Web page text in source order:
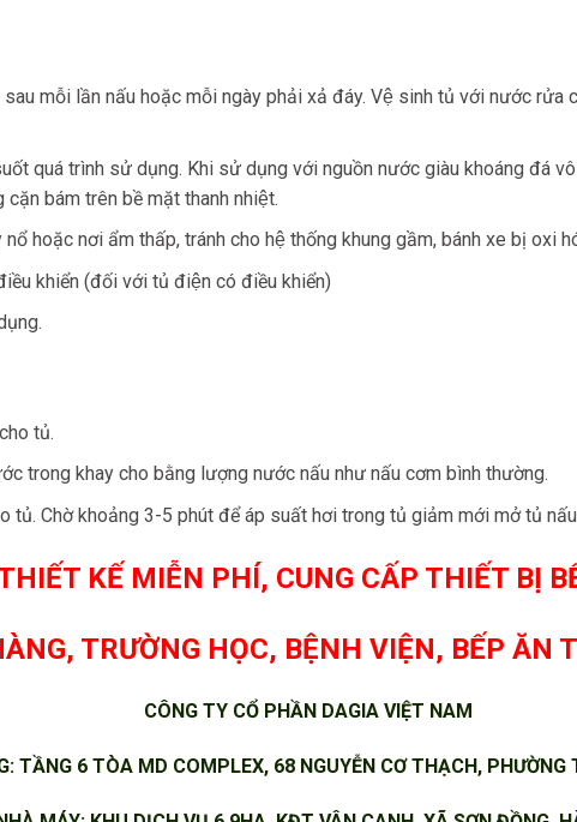
mỗi lần nấu hoặc mỗi ngày phải xả đáy. Vệ sinh tủ với nước
quá trình sử dụng. Khi sử dụng với nguồn nước giàu khoáng đá
bám trên bề mặt thanh nhiệt.
hoặc nơi ẩm thấp, tránh cho hệ thống khung gầm, bánh xe bị oxi
khiển (đối với tủ điện có điều khiển)
tủ.
trong khay cho bằng lượng nước nấu như nấu cơm bình thường.
Chờ khoảng 3-5 phút để áp suất hơi trong tủ giảm mới mở tủ
KẾ MIỄN PHÍ, CUNG CẤP THIẾT BỊ
TRƯỜNG HỌC, BỆNH VIỆN, BẾP ĂN
CÔNG TY CỔ PHẦN DAGIA VIỆT NAM
TẦNG 6 TÒA MD COMPLEX, 68 NGUYỄN CƠ THẠCH, PHƯỜNG